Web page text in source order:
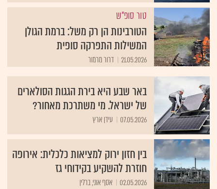
טור סופ"ש
הטורבינות הן רק משל: ברמת הגולן
המשילות התפרקה סופית
21.05.2026 דרור מרמור
באר שבע היא בירת הגגות הסולארים
של ישראל. מי משתרכת מאחור?
07.05.2026 עידן ארץ
בין חזון ירוק למציאות כלכלית: אירופה
חוזרת להשקיע בקידוחי גז
02.05.2026 אסף אוני, ברלין